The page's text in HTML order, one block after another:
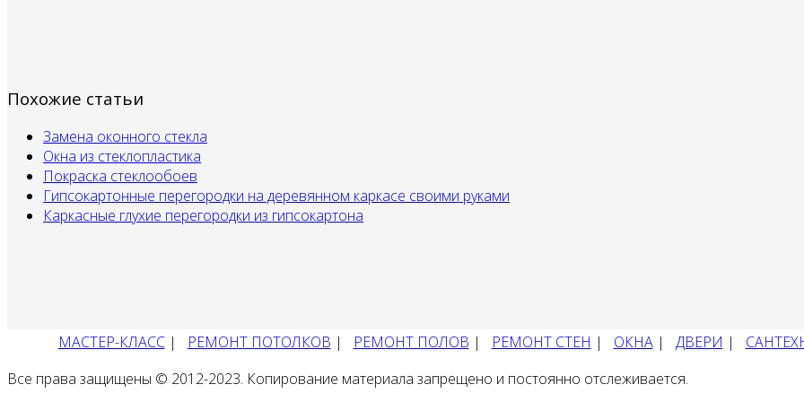
Похожие статьи
Замена оконного стекла
Окна из стеклопластика
Покраска стеклообоев
Гипсокартонные перегородки на деревянном каркасе своими руками
Каркасные глухие перегородки из гипсокартона
МАСТЕР-КЛАСС| РЕМОНТ ПОТОЛКОВ | РЕМОНТ ПОЛОВ | РЕМОНТ СТЕН | ОКНА| ДВЕРИ |
Все права защищены © 2012-2023. Копирование материала запрещено и постоянно отслеживается.